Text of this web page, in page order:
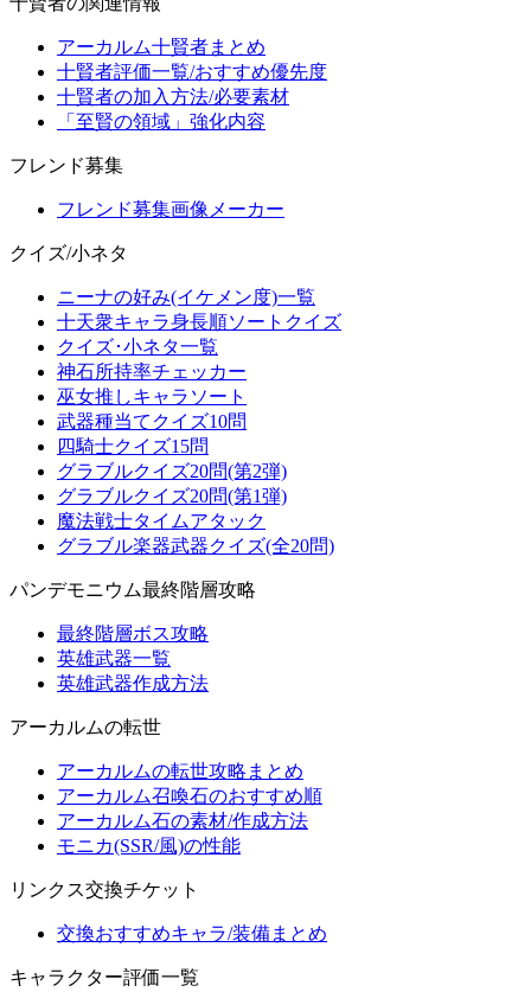
アーカルム十賢者まとめ
十賢者評価一覧/おすすめ優先度
十賢者の加入方法/必要素材
「至賢の領域」強化内容
フレンド募集
フレンド募集画像メーカー
クイズ/小ネタ
ニーナの好み(イケメン度)一覧
十天衆キャラ身長順ソートクイズ
クイズ･小ネタ一覧
神石所持率チェッカー
巫女推しキャラソート
武器種当てクイズ10問
四騎士クイズ15問
グラブルクイズ20問(第2弾)
グラブルクイズ20問(第1弾)
魔法戦士タイムアタック
グラブル楽器武器クイズ(全20問)
パンデモニウム最終階層攻略
最終階層ボス攻略
英雄武器一覧
英雄武器作成方法
アーカルムの転世
アーカルムの転世攻略まとめ
アーカルム召喚石のおすすめ順
アーカルム石の素材/作成方法
モニカ(SSR/風)の性能
リンクス交換チケット
交換おすすめキャラ/装備まとめ
キャラクター評価一覧